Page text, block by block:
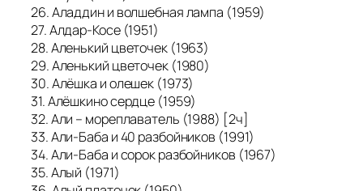
26. Аладдин и волшебная лампа (1959)
27. Алдар-Косе (1951)
28. Аленький цветочек (1963)
29. Аленький цветочек (1980)
30. Алёшка и олешек (1973)
31. Алёшкино сердце (1959)
32. Али – мореплаватель (1988) [2ч]
33. Али-Баба и 40 разбойников (1991)
34. Али-Баба и сорок разбойников (1967)
35. Алый (1971)